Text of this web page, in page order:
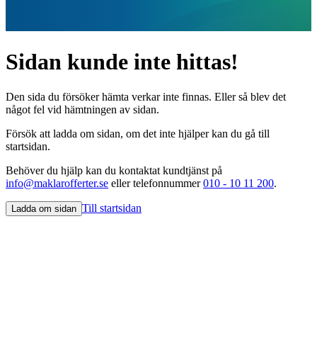
Sidan kunde inte hittas!
Den sida du försöker hämta verkar inte finnas. Eller så blev det
något fel vid hämtningen av sidan.
Försök att ladda om sidan, om det inte hjälper kan du gå till
startsidan.
Behöver du hjälp kan du kontaktat kundtjänst på
info@maklarofferter.se eller telefonnummer010 - 10 11 200.
Ladda om sidan Till startsidan